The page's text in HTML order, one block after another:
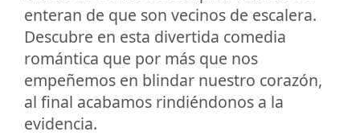
enteran de que son vecinos de escalera.
Descubre en esta divertida comedia
romántica que por más que nos
empeñemos en blindar nuestro corazón,
al final acabamos rindiéndonos a la
evidencia.